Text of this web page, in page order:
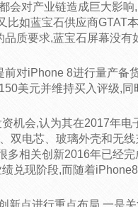
会对产业链造成巨大影
比如蓝宝石供应商GTAT
质要求,蓝宝石屏幕没有
对iPhone 8进行量产备
美元并维持买入评级,
机会,认为其在2017年电
双电芯、玻璃外壳和无
多相关创新2016年已经
兑现阶段,而随着
新点进行重点布局,一是